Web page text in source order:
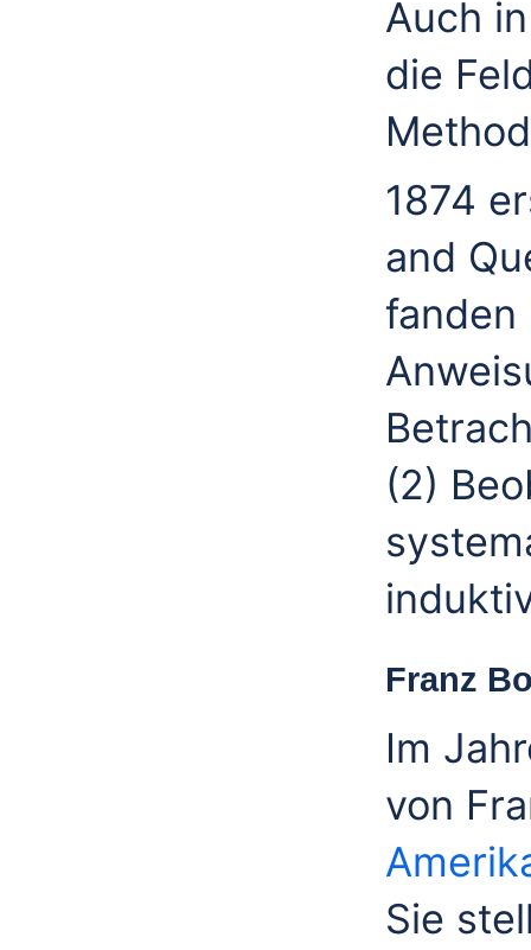
Auch
die
1874
and
fanden
(2)
Franz
Im
von
Sie